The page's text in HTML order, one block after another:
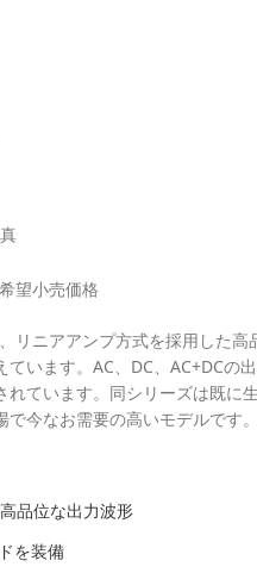
望小売価格
リニアアンプ方式を採用した
います。AC、DC、AC+DCの
ています。同シリーズは既に
で今なお需要の高いモデルです
品位な出力波形
を装備